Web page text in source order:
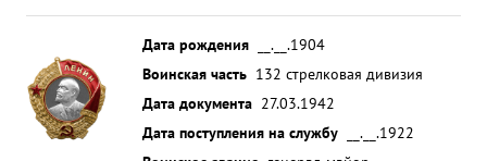
Дата рождения
__.__.1904
Воинская часть 132 стрелковая дивизия
Дата документа 27.03.1942
Дата поступления на службу
__.__.1922